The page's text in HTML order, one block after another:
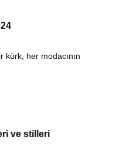
kürk, her modacının
ve stilleri